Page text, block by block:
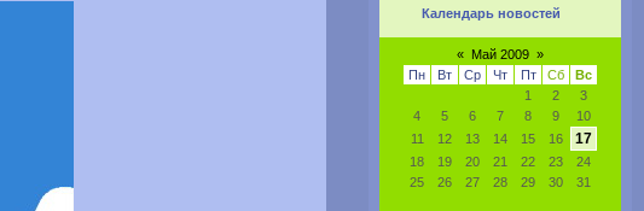
Календарь новостей
« Май 2009 »
Пн
Вт Ср Чт Пт Сб
Вс
1
2
3
4
5 6 7 8 9
10
11
12 13 14 15 16 17
18 19 20 21 22 23
24
25
26 27 28 29 30 31